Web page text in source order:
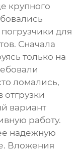
крупного
для
Сначала
только на
ломались,
вариант
работу.
надежную
Вложения